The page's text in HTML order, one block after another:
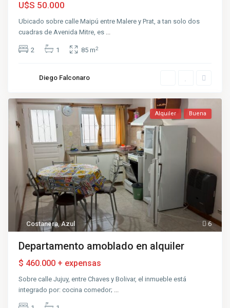
U$S 50.000
Ubicado sobre calle Maipú entre Malere y Prat, a tan solo dos
cuadras de Avenida Mitre, es ...
2 1 85 m2
Diego Falconaro
6
Costanera,Azul
Alquiler Buena
Departamento amoblado en alquiler
$ 460.000 + expensas
Sobre calle Jujuy, entre Chaves y Bolivar, el inmueble está
integrado por: cocina comedor; ...